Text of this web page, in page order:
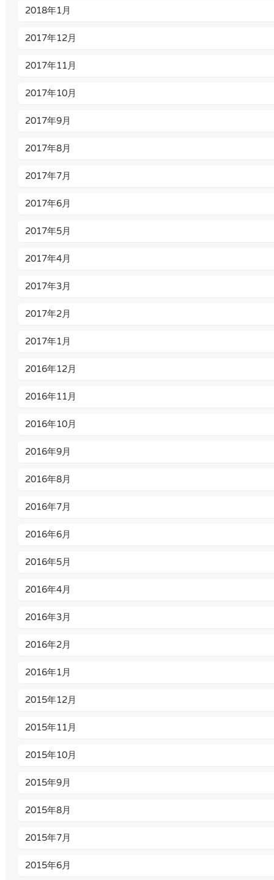
2018年1月
2017年12月
2017年11月
2017年10月
2017年9月
2017年8月
2017年7月
2017年6月
2017年5月
2017年4月
2017年3月
2017年2月
2017年1月
2016年12月
2016年11月
2016年10月
2016年9月
2016年8月
2016年7月
2016年6月
2016年5月
2016年4月
2016年3月
2016年2月
2016年1月
2015年12月
2015年11月
2015年10月
2015年9月
2015年8月
2015年7月
2015年6月